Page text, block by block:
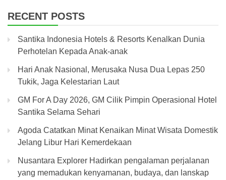
RECENT POSTS
Santika Indonesia Hotels & Resorts Kenalkan Dunia
Perhotelan Kepada Anak-anak
Hari Anak Nasional, Merusaka Nusa Dua Lepas 250
Tukik, Jaga Kelestarian Laut
GM For A Day 2026, GM Cilik Pimpin Operasional Hotel
Santika Selama Sehari
Agoda Catatkan Minat Kenaikan Minat Wisata Domestik
Jelang Libur Hari Kemerdekaan
Nusantara Explorer Hadirkan pengalaman perjalanan
yang memadukan kenyamanan, budaya, dan lanskap